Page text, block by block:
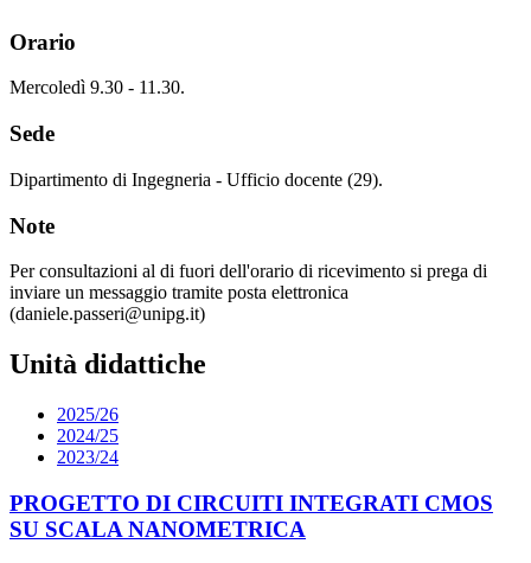
Orario
Mercoledì 9.30 - 11.30.
Sede
Dipartimento di Ingegneria - Ufficio docente (29).
Note
Per consultazioni al di fuori dell'orario di ricevimento si prega di
inviare un messaggio tramite posta elettronica
(daniele.passeri@unipg.it)
Unità didattiche
2025/26
2024/25
2023/24
PROGETTO DI CIRCUITI INTEGRATI CMOS
SU SCALA NANOMETRICA